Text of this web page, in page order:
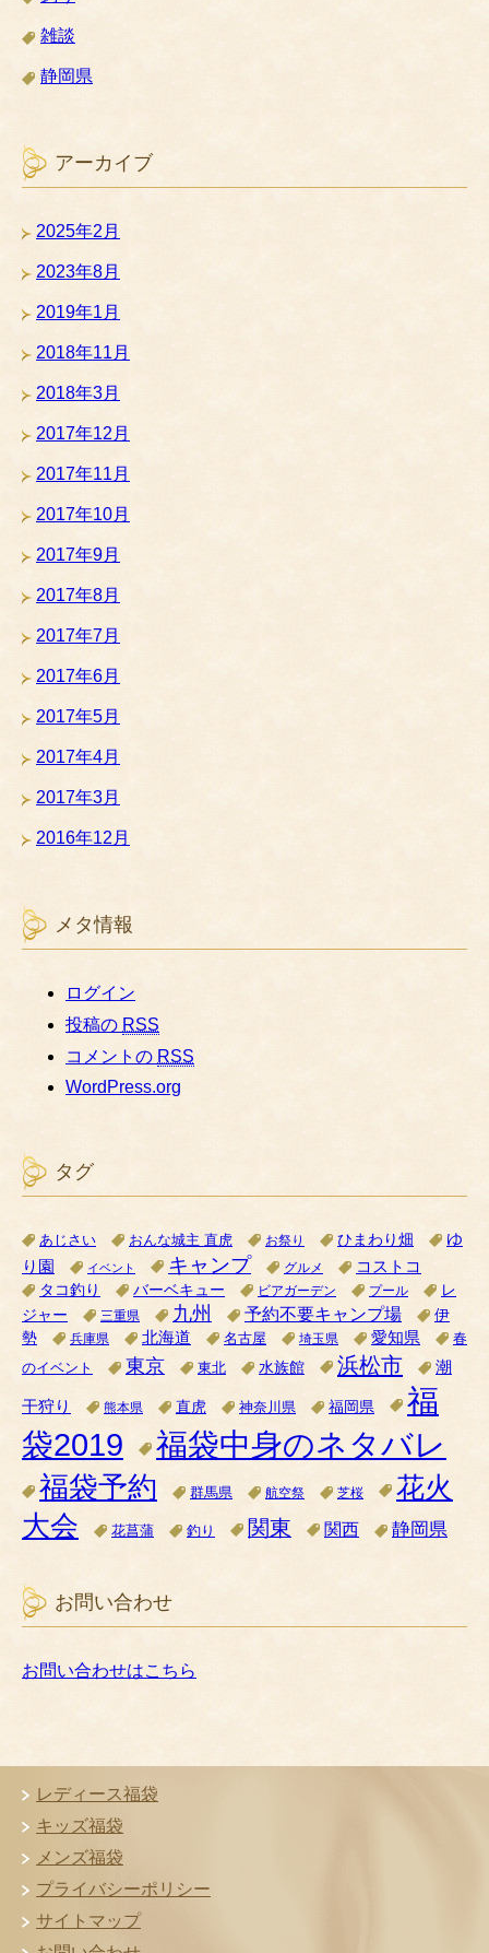
雑談
静岡県
アーカイブ
2025年2月
2023年8月
2019年1月
2018年11月
2018年3月
2017年12月
2017年11月
2017年10月
2017年9月
2017年8月
2017年7月
2017年6月
2017年5月
2017年4月
2017年3月
2016年12月
メタ情報
ログイン
投稿の RSS
コメントの RSS
WordPress.org
タグ
あじさい おんな城主 直虎 お祭り ひまわり畑
ゆ
り園
イベント キャンプ グルメ コストコ
タコ釣り バーベキュー ビアガーデン プール
レ
ジャー
三重県 九州 予約不要キャンプ場
伊
勢
兵庫県 北海道 名古屋 埼玉県 愛知県
春
のイベント
東京 東北 水族館 浜松市 潮
干狩り 熊本県 直虎 神奈川県 福岡県
福
袋2019
福袋中身のネタバレ
福袋予約 群馬県 航空祭 芝桜
花火
大会
花菖蒲 釣り 関東 関西 静岡県
お問い合わせ
お問い合わせはこちら
レディース福袋
キッズ福袋
メンズ福袋
プライバシーポリシー
サイトマップ